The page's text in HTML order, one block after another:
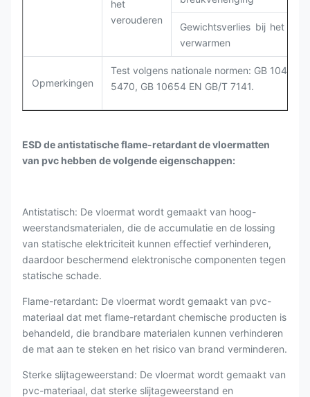
het
verouderen
Gewichtsverlies bij het
verwarmen
Opmerkingen
Test volgens nationale normen: GB 1040,
5470, GB 10654 EN GB/T 7141.
ESD de antistatische flame-retardant de vloermatten
van pvc hebben de volgende eigenschappen:
Antistatisch: De vloermat wordt gemaakt van hoog-
weerstandsmaterialen, die de accumulatie en de lossing
van statische elektriciteit kunnen effectief verhinderen,
daardoor beschermend elektronische componenten tegen
statische schade.
Flame-retardant: De vloermat wordt gemaakt van pvc-
materiaal dat met flame-retardant chemische producten is
behandeld, die brandbare materialen kunnen verhinderen
de mat aan te steken en het risico van brand verminderen.
Sterke slijtageweerstand: De vloermat wordt gemaakt van
pvc-materiaal, dat sterke slijtageweerstand en